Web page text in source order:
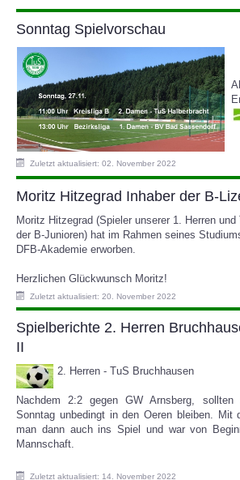
Sonntag Spielvorschau
Zuletzt aktualisiert: 02. November 2022
Moritz Hitzegrad Inhaber der B-
Moritz Hitzegrad (Spieler unserer 1. Herren
der B-Junioren) hat im Rahmen seines
DFB-Akademie erworben.
Herzlichen Glückwunsch Moritz!
Zuletzt aktualisiert: 20. November 2022
Spielberichte 2. Herren
II
2. Herren - TuS Bruchhausen
Nachdem 2:2 gegen GW Arnsberg,
Sonntag unbedingt in den Oeren bleiben. Mit
man dann auch ins Spiel und war von
Mannschaft.
Zuletzt aktualisiert: 14. November 2022